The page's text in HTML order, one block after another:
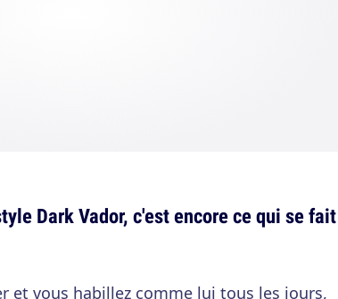
Dark Vador, c'est encore ce qui se fait
et vous habillez comme lui tous les jours,